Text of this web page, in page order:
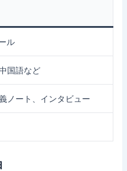
ル
国語など
ノート、インタビュー